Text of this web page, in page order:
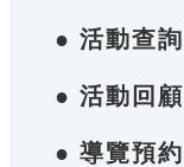
● 活動查詢
● 活動回顧
● 導覽預約